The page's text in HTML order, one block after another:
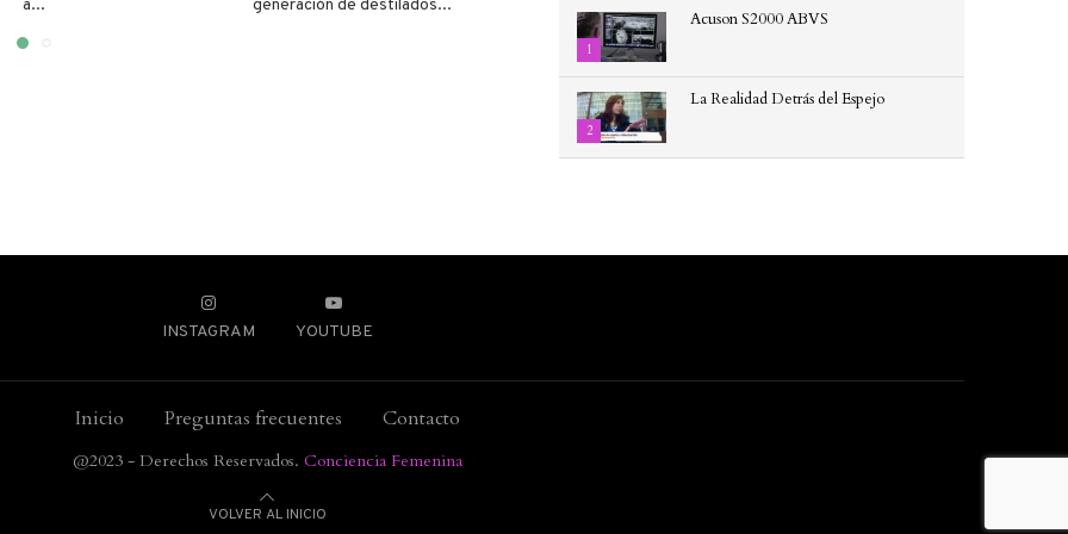
a...
generación de destilados...
1
Acuson S2000 ABVS
2
La Realidad Detrás del Espejo
INSTAGRAM YOUTUBE
Inicio Preguntas frecuentes Contacto
@2023 - Derechos Reservados. Conciencia Femenina
VOLVER AL INICIO